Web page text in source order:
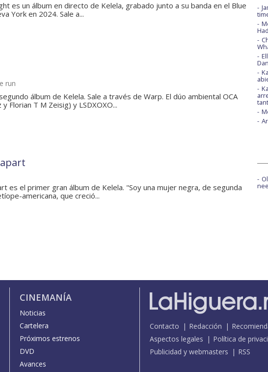
es un álbum en directo de Kelela, grabado junto a su banda en el Blue
York en 2024. Sale a...
run
álbum de Kelela. Sale a través de Warp. El dúo ambiental OCA
y Florian T M Zeisig) y LSDXOXO...
es el primer gran álbum de Kelela. "Soy una mujer negra, de segunda
americana, que creció...
CINEMANÍA
Noticias
Cartelera
Próximos estrenos
DVD
Avances
Contacto Redacción
Aspectos legales
Política de
Publicidad y webmasters
RSS